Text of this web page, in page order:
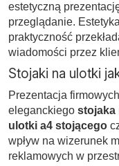
estetyczną
przeglądanie.
praktyczność
wiadomości przez
Stojaki na ulotki
Prezentacja
eleganckiego stojaka
ulotki a4 stojącego
wpływ na wizerunek
reklamowych w